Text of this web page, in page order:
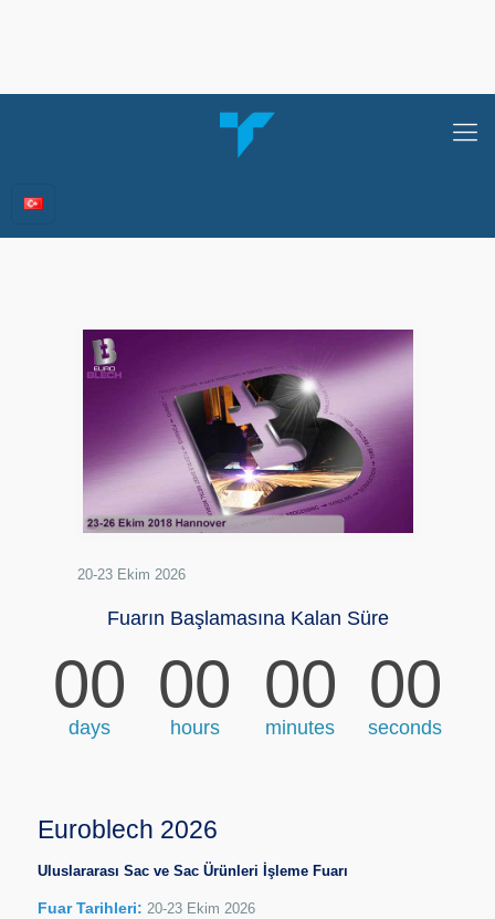
20-23 Ekim 2026
Fuarın Başlamasına Kalan Süre
00
days
00
hours
00
minutes
00
seconds
Euroblech 2026
Uluslararası Sac ve Sac Ürünleri İşleme Fuarı
Fuar Tarihleri: 20-23 Ekim 2026